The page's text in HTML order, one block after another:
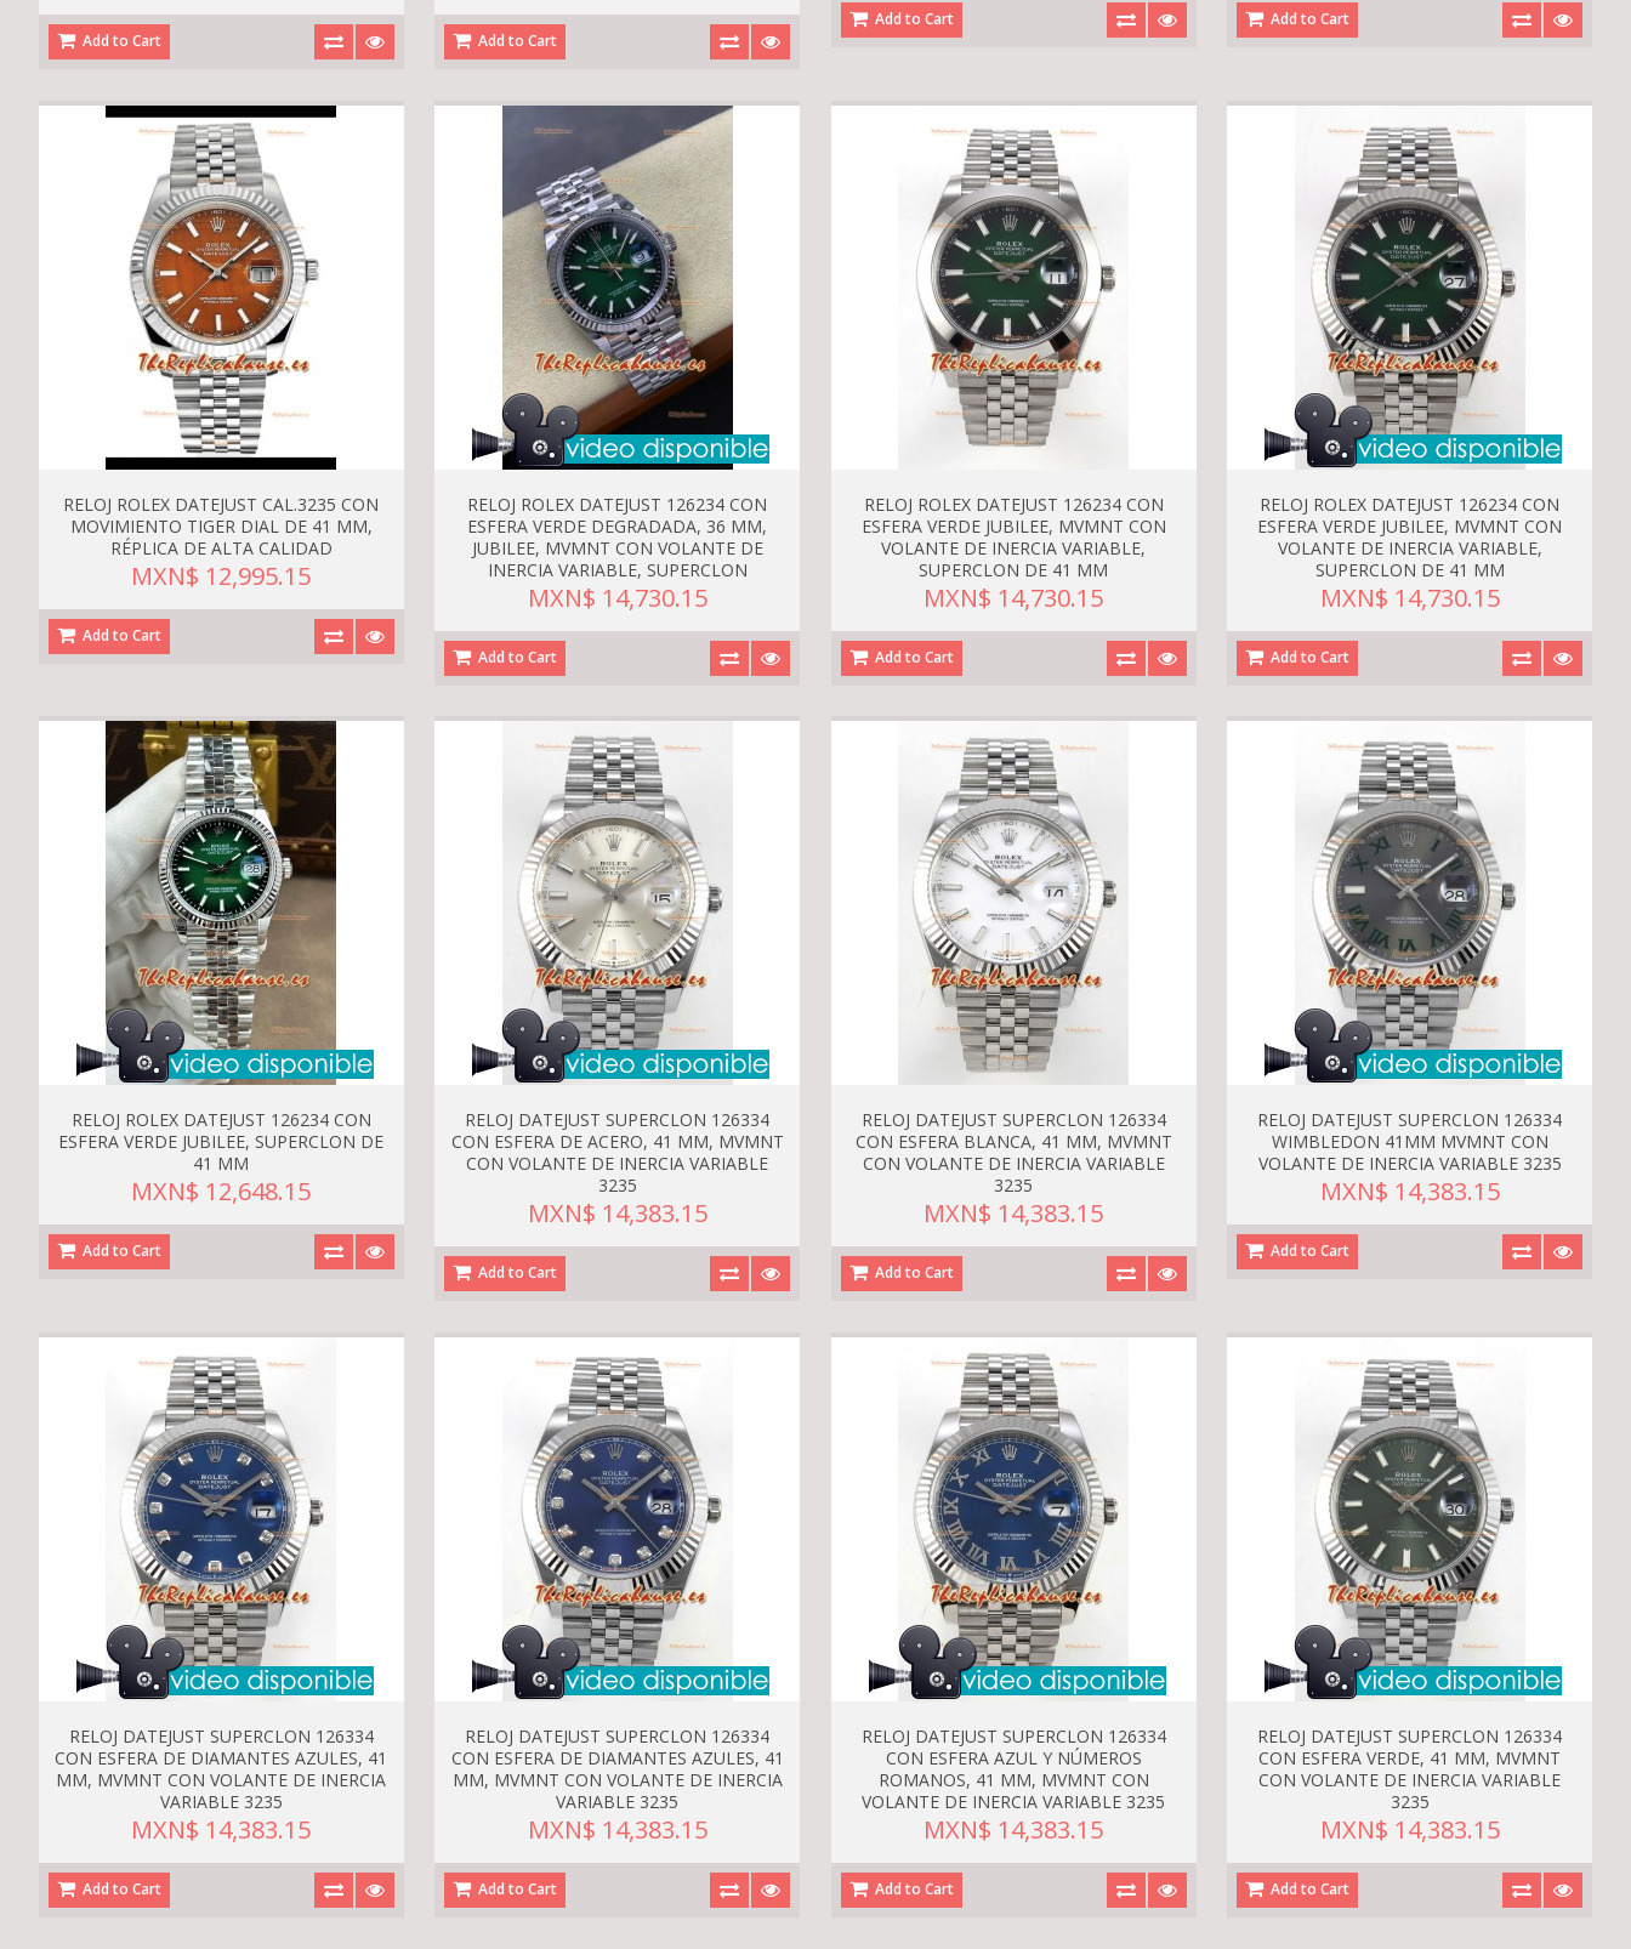
Add to Cart Add to Cart
Add to Cart Add to Cart
RELOJ ROLEX DATEJUST CAL.3235 CON
MOVIMIENTO TIGER DIAL DE 41 MM,
RÉPLICA DE ALTA CALIDAD
MXN$ 12,995.15
Add to Cart
RELOJ ROLEX DATEJUST 126234 CON
ESFERA VERDE DEGRADADA, 36 MM,
JUBILEE, MVMNT CON VOLANTE DE
INERCIA VARIABLE, SUPERCLON
MXN$ 14,730.15
Add to Cart
RELOJ ROLEX DATEJUST 126234 CON
ESFERA VERDE JUBILEE, MVMNT CON
VOLANTE DE INERCIA VARIABLE,
SUPERCLON DE 41 MM
MXN$ 14,730.15
Add to Cart
RELOJ ROLEX DATEJUST 126234 CON
ESFERA VERDE JUBILEE, MVMNT CON
VOLANTE DE INERCIA VARIABLE,
SUPERCLON DE 41 MM
MXN$ 14,730.15
Add to Cart
RELOJ ROLEX DATEJUST 126234 CON
ESFERA VERDE JUBILEE, SUPERCLON DE
41 MM
MXN$ 12,648.15
Add to Cart
RELOJ DATEJUST SUPERCLON 126334
CON ESFERA DE ACERO, 41 MM, MVMNT
CON VOLANTE DE INERCIA VARIABLE
3235
MXN$ 14,383.15
Add to Cart
RELOJ DATEJUST SUPERCLON 126334
CON ESFERA BLANCA, 41 MM, MVMNT
CON VOLANTE DE INERCIA VARIABLE
3235
MXN$ 14,383.15
Add to Cart
RELOJ DATEJUST SUPERCLON 126334
WIMBLEDON 41MM MVMNT CON
VOLANTE DE INERCIA VARIABLE 3235
MXN$ 14,383.15
Add to Cart
RELOJ DATEJUST SUPERCLON 126334
CON ESFERA DE DIAMANTES AZULES, 41
MM, MVMNT CON VOLANTE DE INERCIA
VARIABLE 3235
MXN$ 14,383.15
Add to Cart
RELOJ DATEJUST SUPERCLON 126334
CON ESFERA DE DIAMANTES AZULES, 41
MM, MVMNT CON VOLANTE DE INERCIA
VARIABLE 3235
MXN$ 14,383.15
Add to Cart
RELOJ DATEJUST SUPERCLON 126334
CON ESFERA AZUL Y NÚMEROS
ROMANOS, 41 MM, MVMNT CON
VOLANTE DE INERCIA VARIABLE 3235
MXN$ 14,383.15
Add to Cart
RELOJ DATEJUST SUPERCLON 126334
CON ESFERA VERDE, 41 MM, MVMNT
CON VOLANTE DE INERCIA VARIABLE
3235
MXN$ 14,383.15
Add to Cart